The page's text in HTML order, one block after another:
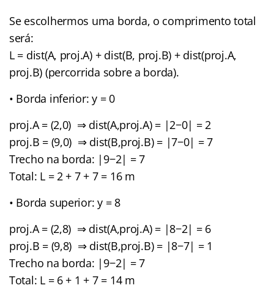
Se escolhermos uma borda, o comprimento total
será:
L = dist(A, proj.A) + dist(B, proj.B) + dist(proj.A,
proj.B) (percorrida sobre a borda).
• Borda inferior: y = 0
proj.A = (2,0) ⇒ dist(A,proj.A) = |2−0| = 2
proj.B = (9,0) ⇒ dist(B,proj.B) = |7−0| = 7
Trecho na borda: |9−2| = 7
Total: L = 2 + 7 + 7 = 16 m
• Borda superior: y = 8
proj.A = (2,8) ⇒ dist(A,proj.A) = |8−2| = 6
proj.B = (9,8) ⇒ dist(B,proj.B) = |8−7| = 1
Trecho na borda: |9−2| = 7
Total: L = 6 + 1 + 7 = 14 m